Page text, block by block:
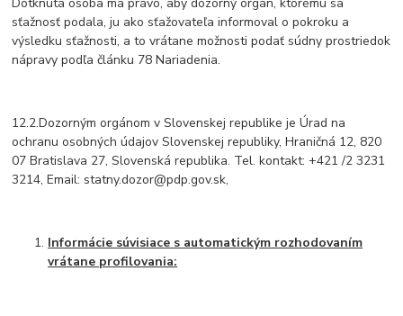
Dotknutá osoba má právo, aby dozorný orgán, ktorému sa
sťažnosť podala, ju ako sťažovateľa informoval o pokroku a
výsledku sťažnosti, a to vrátane možnosti podať súdny prostriedok
nápravy podľa článku 78 Nariadenia.
12.2.Dozorným orgánom v Slovenskej republike je Úrad na
ochranu osobných údajov Slovenskej republiky, Hraničná 12, 820
07 Bratislava 27, Slovenská republika. Tel. kontakt: +421 /2 3231
3214, Email: statny.dozor@pdp.gov.sk,
Informácie súvisiace s automatickým rozhodovaním
vrátane profilovania: